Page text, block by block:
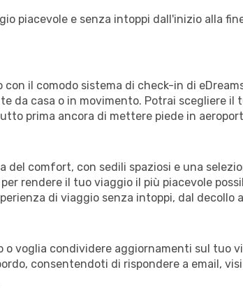
piacevole e senza intoppi dall'inizio alla
il comodo sistema di check-in di
da casa o in movimento. Potrai scegliere
prima ancora di mettere piede in
del comfort, con sedili spaziosi e una
rendere il tuo viaggio il più piacevole
di viaggio senza intoppi, dal decollo
o voglia condividere aggiornamenti sul tuo
consentendoti di rispondere a email,